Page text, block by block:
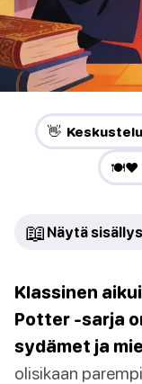
👋
🍽️❤️
📖 Näytä
Klassinen
Potter -sarja
sydämet ja
olisikaan